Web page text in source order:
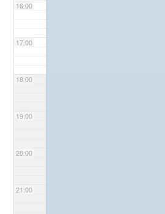
16:00
17:00
18:00
19:00
20:00
21:00